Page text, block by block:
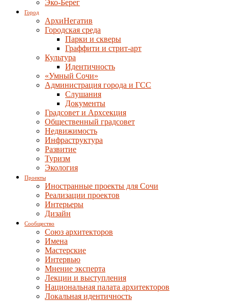
Эко-Берег
Город
АрхиНегатив
Городская среда
Парки и скверы
Граффити и стрит-арт
Культура
Идентичность
«Умный Сочи»
Администрация города и ГСС
Слушания
Документы
Градсовет и Архсекция
Общественный градсовет
Недвижимость
Инфраструктура
Развитие
Туризм
Экология
Проекты
Иностранные проекты для Сочи
Реализации проектов
Интерьеры
Дизайн
Сообщество
Союз архитекторов
Имена
Мастерские
Интервью
Мнение эксперта
Лекции и выступления
Национальная палата архитекторов
Локальная идентичность